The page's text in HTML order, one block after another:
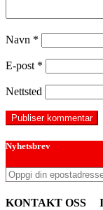
Navn *
E-post *
Nettsted
Nyhetsbrev
KONTAKT OSS